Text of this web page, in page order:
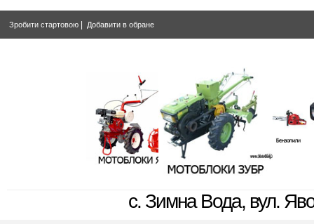
Зробити стартовою Добавити в обране
с. Зимна Вода, вул.